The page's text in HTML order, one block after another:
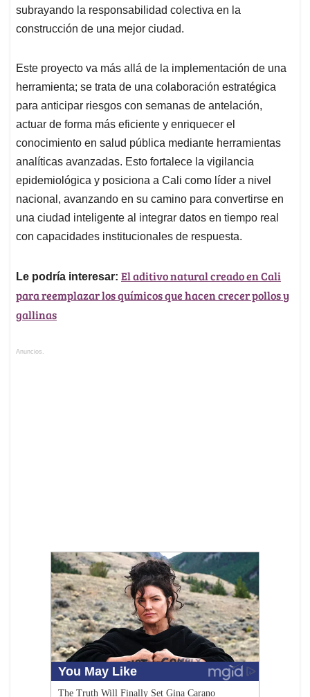
subrayando la responsabilidad colectiva en la
construcción de una mejor ciudad.
Este proyecto va más allá de la implementación de una
herramienta; se trata de una colaboración estratégica
para anticipar riesgos con semanas de antelación,
actuar de forma más eficiente y enriquecer el
conocimiento en salud pública mediante herramientas
analíticas avanzadas. Esto fortalece la vigilancia
epidemiológica y posiciona a Cali como líder a nivel
nacional, avanzando en su camino para convertirse en
una ciudad inteligente al integrar datos en tiempo real
con capacidades institucionales de respuesta.
Le podría interesar: El aditivo natural creado en Cali
para reemplazar los químicos que hacen crecer pollos y
gallinas
Anuncios.